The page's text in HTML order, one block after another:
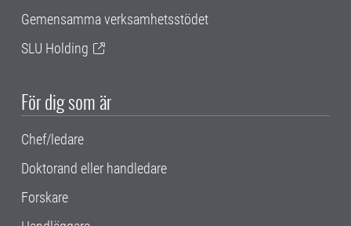
Gemensamma verksamhetsstödet
SLU Holding
För dig som är
Chef/ledare
Doktorand eller handledare
Forskare